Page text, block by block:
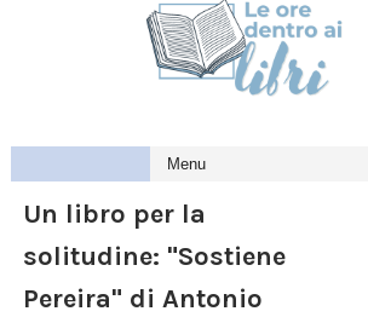
Un libro per la
solitudine: "Sostiene
Pereira" di Antonio